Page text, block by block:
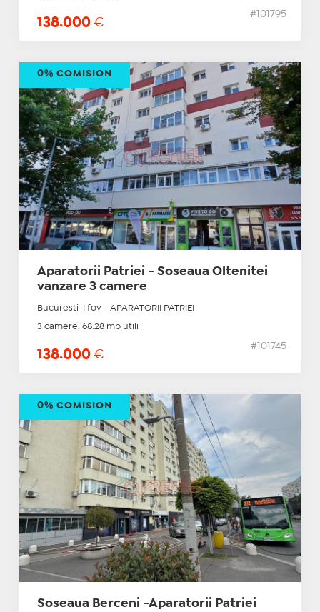
138.000 €
#101795
Aparatorii Patriei - Soseaua Oltenitei
vanzare 3 camere
Bucuresti-Ilfov - APARATORII PATRIEI
3 camere, 68.28 mp utili
138.000 €
#101745
0% COMISION
Soseaua Berceni -Aparatorii Patriei
0% COMISION